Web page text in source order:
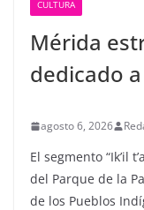
CULTURA
Mérida
dedicado
agosto 6, 2026
El segmento “Ik’il
del Parque de la
de los Pueblos